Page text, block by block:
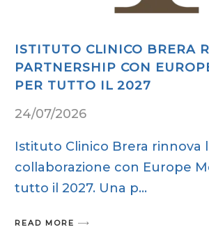
ISTITUTO CLINICO BRERA
PARTNERSHIP CON
PER TUTTO IL 2027
24/07/2026
Istituto Clinico Brera rinnova
collaborazione con Europe
tutto il 2027. Una p
READ MORE